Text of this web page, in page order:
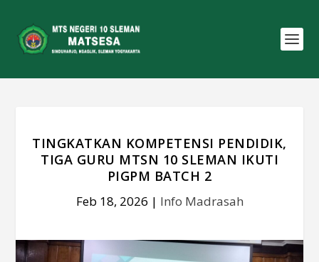
TINGKATKAN KOMPETENSI PENDIDIK,
TIGA GURU MTSN 10 SLEMAN IKUTI
PIGPM BATCH 2
Feb 18, 2026 | Info Madrasah